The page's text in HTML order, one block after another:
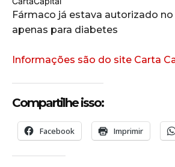
Fármaco já estava autorizado no
apenas para diabetes
Informações são do site Carta
Compartilhe isso:
Facebook Imprimir